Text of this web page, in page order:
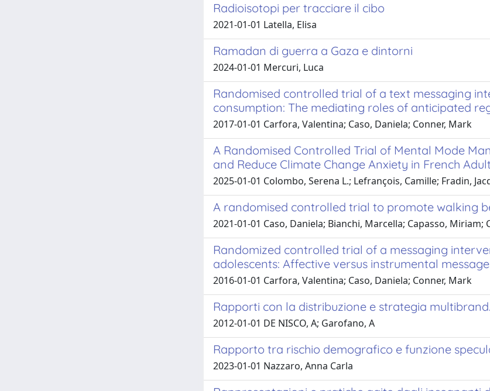
Radioisotopi per tracciare il cibo
2021-01-01 Latella, Elisa
Ramadan di guerra a Gaza e dintorni
2024-01-01 Mercuri, Luca
Randomised controlled trial of a text messaging
consumption: The mediating roles of anticipated
2017-01-01 Carfora, Valentina; Caso, Daniela; Conner, Mark
A Randomised Controlled Trial of Mental Mode
and Reduce Climate Change Anxiety in French
2025-01-01 Colombo, Serena L.; Lefrançois, Camille; Fradin,
A randomised controlled trial to promote walking
2021-01-01 Caso, Daniela; Bianchi, Marcella; Capasso,
Randomized controlled trial of a messaging
adolescents: Affective versus instrumental
2016-01-01 Carfora, Valentina; Caso, Daniela; Conner, Mark
Rapporti con la distribuzione e strategia
2012-01-01 DE NISCO, A; Garofano, A
Rapporto tra rischio demografico e funzione
2023-01-01 Nazzaro, Anna Carla